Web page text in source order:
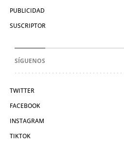
PUBLICIDAD
SUSCRIPTOR
SÍGUENOS
TWITTER
FACEBOOK
INSTAGRAM
TIKTOK